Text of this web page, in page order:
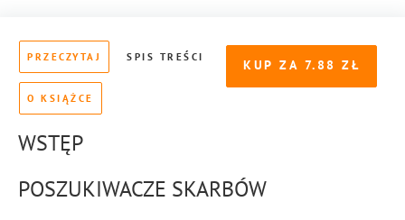
KUP ZA 7.88
PRZECZYTAJ SPIS TREŚCI
O KSIĄŻCE
WSTĘP
POSZUKIWACZE SKARBÓW